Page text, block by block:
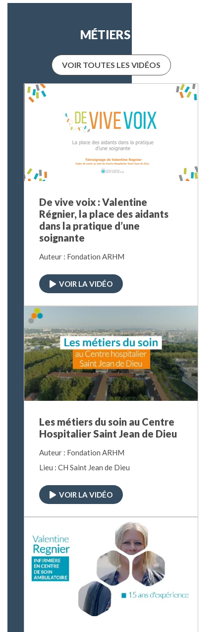
MÉTIERS
VOIR TOUTES LES VIDÉOS
De vive voix : Valentine
Régnier, la place des aidants
dans la pratique d’une
soignante
Auteur : Fondation ARHM
VOIR LA VIDÉO
Les métiers du soin au Centre
Hospitalier Saint Jean de Dieu
Auteur : Fondation ARHM
Lieu : CH Saint Jean de Dieu
VOIR LA VIDÉO